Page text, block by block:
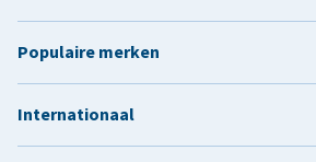
Populaire merken
Internationaal